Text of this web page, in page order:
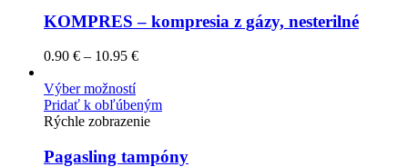
KOMPRES – kompresia z gázy, nesterilné
0.90 € – 10.95 €
Výber možností
Pridať k obľúbeným
Rýchle zobrazenie
Pagasling tampóny